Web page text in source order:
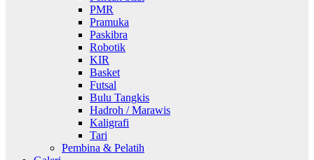
PMR
Pramuka
Paskibra
Robotik
KIR
Basket
Futsal
Bulu Tangkis
Hadroh / Marawis
Kaligrafi
Tari
Pembina & Pelatih